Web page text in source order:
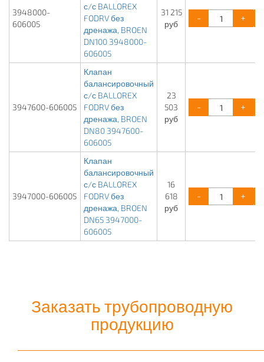
3948000-
606005
с/с BALLOREX
FODRV без
дренажа, BROEN
DN100 3948000-
606005
31 215
руб
- +
3947600-606005
Клапан
балансировочный
с/с BALLOREX
FODRV без
дренажа, BROEN
DN80 3947600-
606005
23
503
руб
- +
3947000-606005
Клапан
балансировочный
с/с BALLOREX
FODRV без
дренажа, BROEN
DN65 3947000-
606005
16
618
руб
- +
Заказать трубопроводную
продукцию